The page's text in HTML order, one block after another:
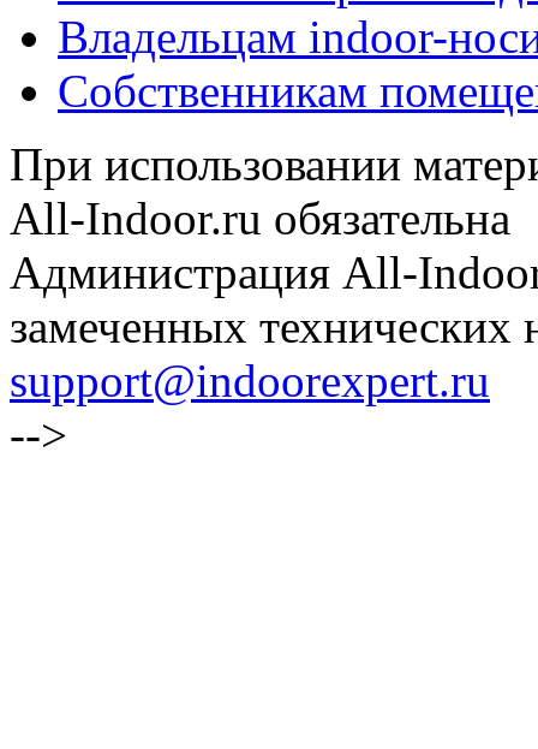
Владельцам indoor-
Собственникам
При использовании
All-Indoor.ru обязательна
Администрация All-
замеченных технических
support@indoorexpert.ru
-->